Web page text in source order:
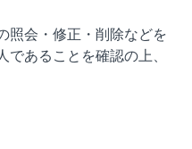
照会・修正・削除などを
であることを確認の上、